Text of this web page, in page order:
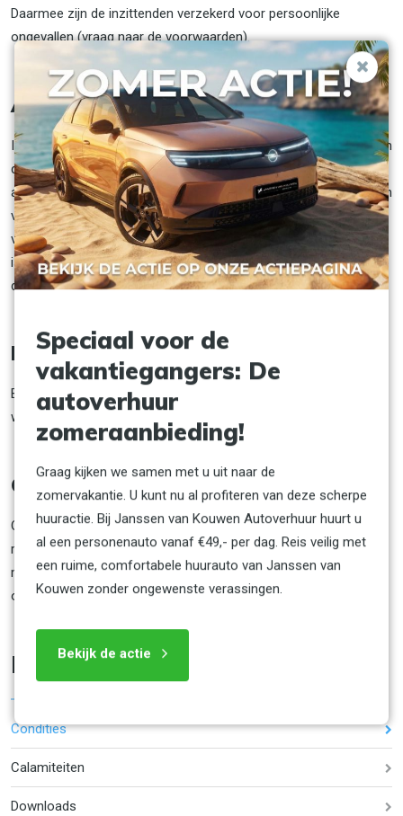
Daarmee zijn de inzittenden verzekerd voor persoonlijke
ongevallen (vraag naar de voorwaarden).
Annulering van een reservering
Indien u zich genoodzaakt voelt om een reservering te annuleren
door onvoorziene omstandigheden, dan kunt u de afmelding
alléén per e-mail doen. Telefonisch kunnen wij géén annuleringen
verwerken. De annulering dient minimaal 24 uur voor aanvang
van de reservering bij ons binnen te zijn. Indien dit niet het geval
is, zijn wij genoodzaakt om annuleringskosten ten hoogste van
de 50% van het verhuurtarief bij u in rekening te brengen.
Bekeuringen
Bekeuringen zijn altijd voor rekening van de huurder en kunnen
worden verhoogd met € 9,- administratiekosten.
Onderhouds- en reparatienota's
Officiële nota’s van noodzakelijk onderhoud en mogelijke
reparaties tijdens de huurperiode worden door ons vergoed tot
maximaal € 125,- Er dient echter wel altijd eerst contact
opgenomen te worden met JVK Autoverhuur.
Praktische informatie
Condities
Calamiteiten
Downloads
Speciaal voor de
vakantiegangers: De
autoverhuur
zomeraanbieding!
Graag kijken we samen met u uit naar de
zomervakantie. U kunt nu al profiteren van deze scherpe
huuractie. Bij Janssen van Kouwen Autoverhuur huurt u
al een personenauto vanaf €49,- per dag. Reis veilig met
een ruime, comfortabele huurauto van Janssen van
Kouwen zonder ongewenste verassingen.
Bekijk de actie